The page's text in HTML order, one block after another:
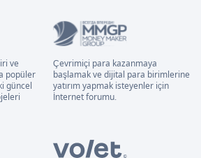
ve
popüler
güncel
Çevrimiçi para kazanmaya
başlamak ve dijital para birimlerine
yatırım yapmak isteyenler için
İnternet forumu.